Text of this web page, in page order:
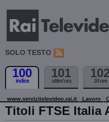
SOLO TESTO
100
indice
101
ultim'ora 24 ore
www.servizitelevideo.rai.it Lavoro
Titoli FTSE Italia